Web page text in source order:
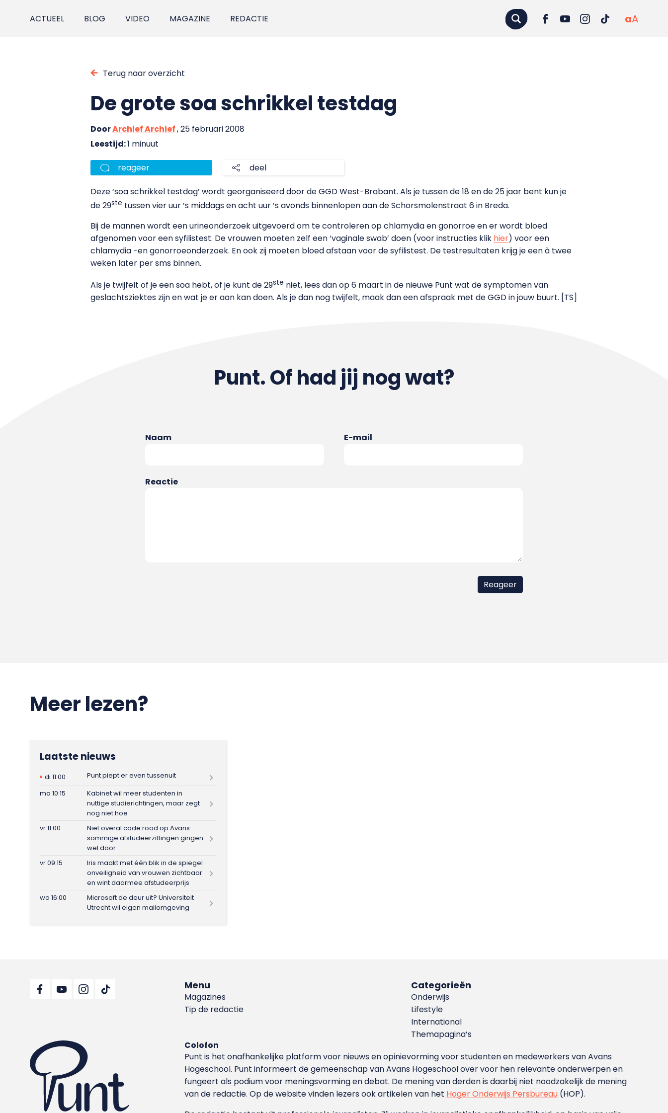
ACTUEEL BLOG VIDEO MAGAZINE REDACTIE aA
Terug naar overzicht
De grote soa schrikkel testdag
DoorArchief Archief, 25 februari 2008
Leestijd:1 minuut
reageer deel
Deze ‘soa schrikkel testdag’ wordt georganiseerd door de GGD West-Brabant. Als je tussen de 18 en de 25 jaar bent kun je
de 29ste tussen vier uur ’s middags en acht uur ’s avonds binnenlopen aan de Schorsmolenstraat 6 in Breda.
Bij de mannen wordt een urineonderzoek uitgevoerd om te controleren op chlamydia en gonorroe en er wordt bloed
afgenomen voor een syfilistest. De vrouwen moeten zelf een ‘vaginale swab’ doen (voor instructies klik hier) voor een
chlamydia -en gonorroeonderzoek. En ook zij moeten bloed afstaan voor de syfilistest. De testresultaten krijg je een à twee
weken later per sms binnen.
Als je twijfelt of je een soa hebt, of je kunt de 29ste niet, lees dan op 6 maart in de nieuwe Punt wat de symptomen van
geslachtsziektes zijn en wat je er aan kan doen. Als je dan nog twijfelt, maak dan een afspraak met de GGD in jouw buurt. [TS]
Punt. Of had jij nog wat?
Naam E-mail
Reactie
Meer lezen?
Laatste nieuws
di 11:00
Punt piept er even tussenuit
ma 10:15
Kabinet wil meer studenten in
nuttige studierichtingen, maar zegt
nog niet hoe
vr 11:00
Niet overal code rood op Avans:
sommige afstudeerzittingen gingen
wel door
vr 09:15
Iris maakt met één blik in de spiegel
onveiligheid van vrouwen zichtbaar
en wint daarmee afstudeerprijs
wo 16:00
Microsoft de deur uit? Universiteit
Utrecht wil eigen mailomgeving
Menu
Magazines
Tip de redactie
Categorieën
Onderwijs
Lifestyle
International
Themapagina’s
Colofon
Punt is het onafhankelijke platform voor nieuws en opinievorming voor studenten en medewerkers van Avans
Hoge­school. Punt informeert de gemeenschap van Avans Hogeschool over voor hen relevante onderwerpen en
fungeert als podium voor meningsvorming en debat. De mening van derden is daarbij niet noodzakelijk de mening
van de redactie. Op de website vinden lezers ook artikelen van het Hoger Onderwijs Persbureau (HOP).